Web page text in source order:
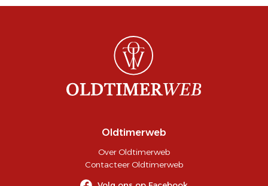
Oldtimerweb
Over Oldtimerweb
Contacteer Oldtimerweb